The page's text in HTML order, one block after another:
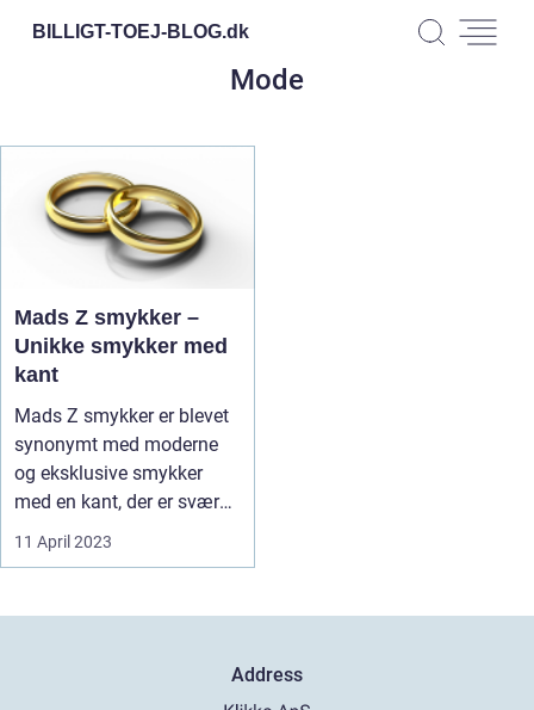
BILLIGT-TOEJ-BLOG.dk
Mode
Mads Z smykker –
Unikke smykker med
kant
Mads Z smykker er blevet
synonymt med moderne
og eksklusive smykker
med en kant, der er svær
a...
11 April 2023
Address